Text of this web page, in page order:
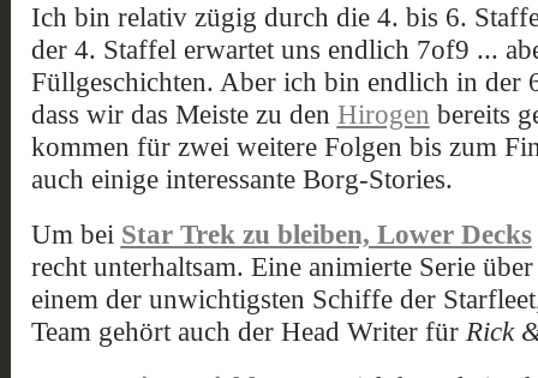
Ich bin relativ zügig durch die 4. bis 6.
der 4. Staffel erwartet uns endlich 7of9 ...
Füllgeschichten. Aber ich bin endlich in der
dass wir das Meiste zu den Hirogen bereits
kommen für zwei weitere Folgen bis zum
auch einige interessante Borg-Stories.
Um bei Star Trek zu bleiben, Lower Decks
recht unterhaltsam. Eine animierte Serie
einem der unwichtigsten Schiffe der
Team gehört auch der Head Writer für Rick